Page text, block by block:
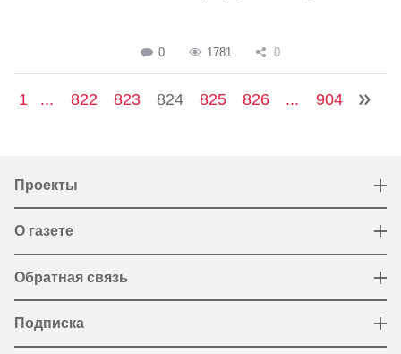
0 1781 0
1 ... 822 823 824 825 826 ... 904
Проекты
О газете
Обратная связь
Подписка